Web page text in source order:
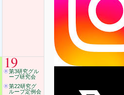
19
第3研究グル
ープ研究会
第22研究グ
ループ定例会